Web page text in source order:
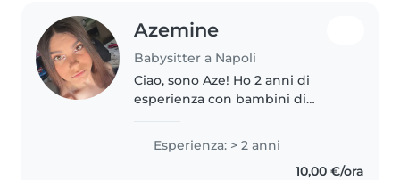
Azemine
Babysitter a Napoli
Ciao, sono Aze! Ho 2 anni di
esperienza con bambini di
principalmente con bambini dai
2 ai 9 anni. Mi piace prendermi
Esperienza: > 2 anni
10,00 €/ora